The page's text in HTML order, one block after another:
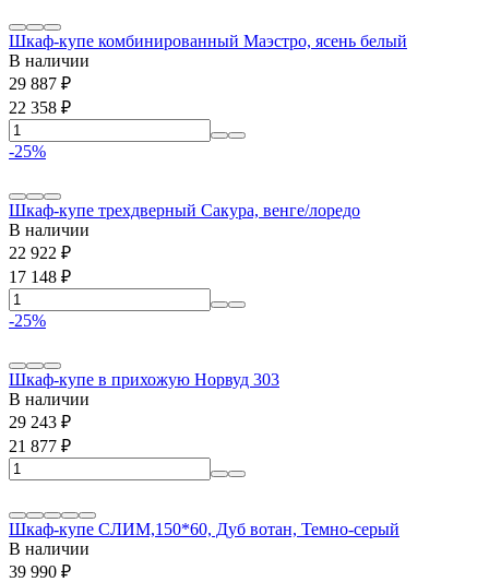
Шкаф-купе комбинированный Маэстро, ясень белый
В наличии
29 887 ₽
22 358 ₽
-25%
Шкаф-купе трехдверный Сакура, венге/лоредо
В наличии
22 922 ₽
17 148 ₽
-25%
Шкаф-купе в прихожую Норвуд 303
В наличии
29 243 ₽
21 877 ₽
Шкаф-купе СЛИМ,150*60, Дуб вотан, Темно-серый
В наличии
39 990 ₽